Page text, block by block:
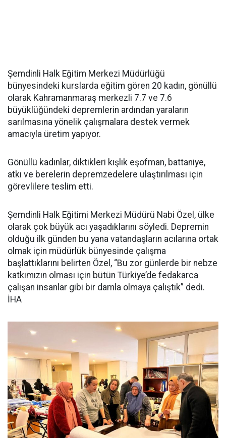
Şemdinli Halk Eğitim Merkezi Müdürlüğü
bünyesindeki kurslarda eğitim gören 20 kadın, gönüllü
olarak Kahramanmaraş merkezli 7.7 ve 7.6
büyüklüğündeki depremlerin ardından yaraların
sarılmasına yönelik çalışmalara destek vermek
amacıyla üretim yapıyor.
Gönüllü kadınlar, diktikleri kışlık eşofman, battaniye,
atkı ve berelerin depremzedelere ulaştırılması için
görevlilere teslim etti.
Şemdinli Halk Eğitimi Merkezi Müdürü Nabi Özel, ülke
olarak çok büyük acı yaşadıklarını söyledi. Depremin
olduğu ilk günden bu yana vatandaşların acılarına ortak
olmak için müdürlük bünyesinde çalışma
başlattıklarını belirten Özel, “Bu zor günlerde bir nebze
katkımızın olması için bütün Türkiye’de fedakarca
çalışan insanlar gibi bir damla olmaya çalıştık” dedi.
İHA